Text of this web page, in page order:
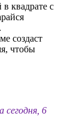
квадрате с
создаст
чтобы
6